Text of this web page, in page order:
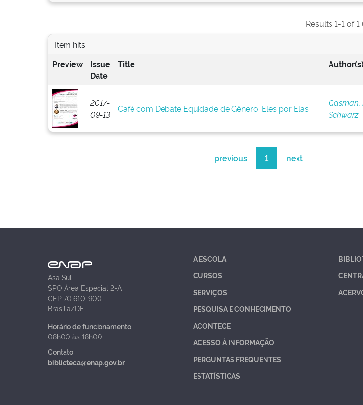
Results 1-1 of
Item hits:
Preview
Issue
Date
Title Author(s)
2017-
09-13
Café com Debate Equidade de Gênero: Eles por Elas
Gasman,
Schwarz
previous 1 next
Asa Sul
SPO Área Especial 2-A
CEP 70.610-900
Brasília/DF
Horário de funcionamento
08h00 às 18h00
Contato
biblioteca@enap.gov.br
A ESCOLA
CURSOS
SERVIÇOS
PESQUISA E CONHECIMENTO
ACONTECE
ACESSO À INFORMAÇÃO
PERGUNTAS FREQUENTES
ESTATÍSTICAS